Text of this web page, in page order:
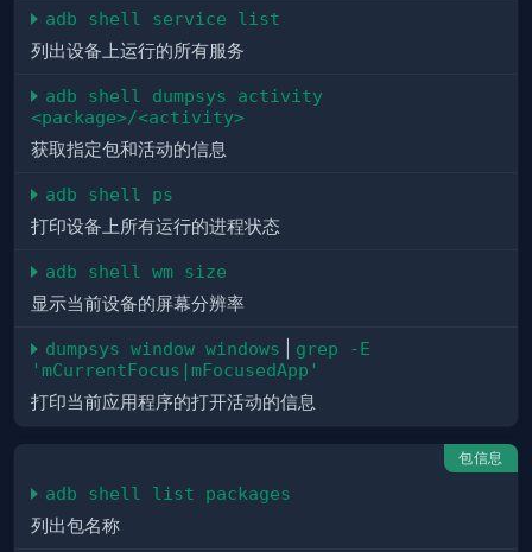
adb shell service list
列出设备上运行的所有服务
adb shell dumpsys activity
<package>/<activity>
获取指定包和活动的信息
adb shell ps
打印设备上所有运行的进程状态
adb shell wm size
显示当前设备的屏幕分辨率
dumpsys window windows
grep -E
'mCurrentFocus|mFocusedApp'
打印当前应用程序的打开活动的信息
包信息
adb shell list packages
列出包名称